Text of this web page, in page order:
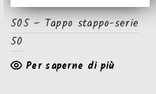
505 – Tappo stappo-serie
50
Per saperne di più